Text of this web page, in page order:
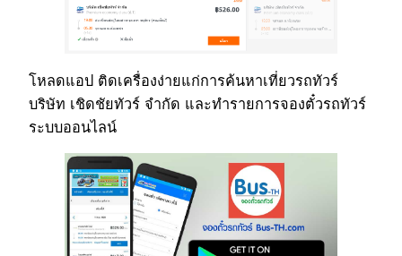
โหลดแอป ติดเครื่องง่ายแก่การค้นหาเที่ยวรถทัวร์
บริษัท เชิดชัยทัวร์ จำกัด และทำรายการจองตั๋วรถทัวร์
ระบบออนไลน์